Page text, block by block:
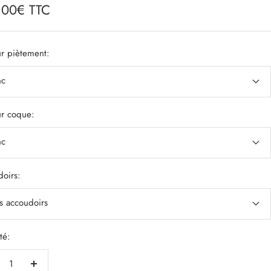
TTC
piètement:
coque:
accoudoirs